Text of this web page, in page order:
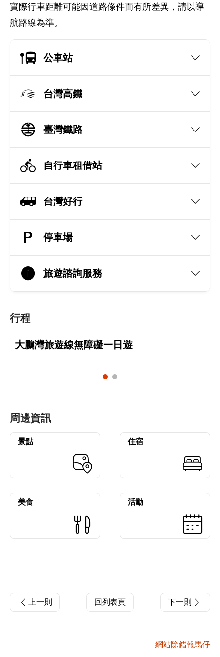
實際行車距離可能因道路條件而有所差異，請以導
航路線為準。
公車站
台灣高鐵
臺灣鐵路
自行車租借站
台灣好行
停車場
旅遊諮詢服務
行程
大鵬灣旅遊線無障礙一日遊
周邊資訊
景點 住宿
美食 活動
上一則 回列表頁 下一則
網站除錯報馬仔